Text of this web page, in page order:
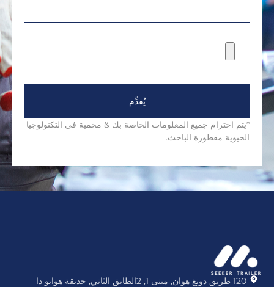
يُقدِّم
*يتم احترام جميع المعلومات الخاصة بك & محمية في التكنولوجيا
الحيوية مقطورة الباحث.
120 طريق دونغ هوان, مبنى 1, 2الطابق الثاني, حديقة هوايو دا